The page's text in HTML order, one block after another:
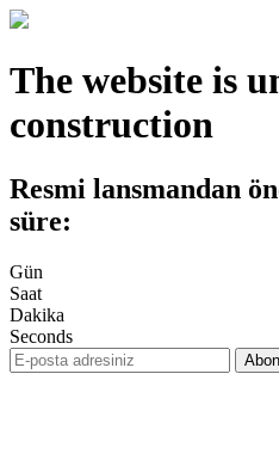
The website is
construction
Resmi lansmandan
süre:
Gün
Saat
Dakika
Seconds